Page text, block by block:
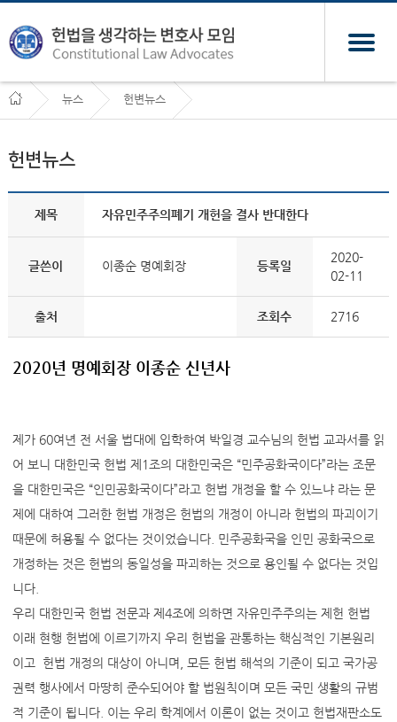
뉴스 헌변뉴스
헌변뉴스
제목 자유민주주의폐기 개헌을 결사 반대한다
글쓴이 이종순 명예회장 등록일
2020-
02-11
출처 조회수 2716
2020년 명예회장 이종순 신년사
제가 60여년 전 서울 법대에 입학하여 박일경 교수님의 헌법 교과서를 읽
어 보니 대한민국 헌법 제1조의 대한민국은 “민주공화국이다”라는 조문
을 대한민국은 “인민공화국이다”라고 헌법 개정을 할 수 있느냐 라는 문
제에 대하여 그러한 헌법 개정은 헌법의 개정이 아니라 헌법의 파괴이기
때문에 허용될 수 없다는 것이었습니다. 민주공화국을 인민 공화국으로
개정하는 것은 헌법의 동일성을 파괴하는 것으로 용인될 수 없다는 것입
니다.
우리 대한민국 헌법 전문과 제4조에 의하면 자유민주주의는 제헌 헌법
이래 현행 헌법에 이르기까지 우리 헌법을 관통하는 핵심적인 기본원리
이고 헌법 개정의 대상이 아니며, 모든 헌법 해석의 기준이 되고 국가공
권력 행사에서 마땅히 준수되어야 할 법원칙이며 모든 국민 생활의 규범
적 기준이 됩니다. 이는 우리 학계에서 이론이 없는 것이고 헌법재판소도